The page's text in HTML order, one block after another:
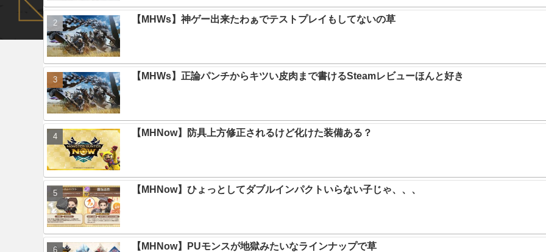
【MHWs】神ゲー出来たわぁでテストプレイもしてないの草
【MHWs】正論パンチからキツい皮肉まで書けるSteamレビューほんと好き
【MHNow】防具上方修正されるけど化けた装備ある？
【MHNow】ひょっとしてダブルインパクトいらない子じゃ、、、
【MHNow】PUモンスが地獄みたいなラインナップで草